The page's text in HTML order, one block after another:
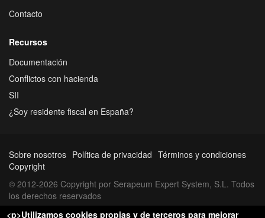
Contacto
Recursos
Documentación
Conflictos con hacienda
SII
¿Soy residente fiscal en España?
Sobre nosotros Política de privacidad Términos y condiciones
Copyright
© 2012-2026 Copyright por Serapeum Expert System, S.L. Todos
los derechos reservados
<p>Utilizamos cookies propias y de terceros para mejorar